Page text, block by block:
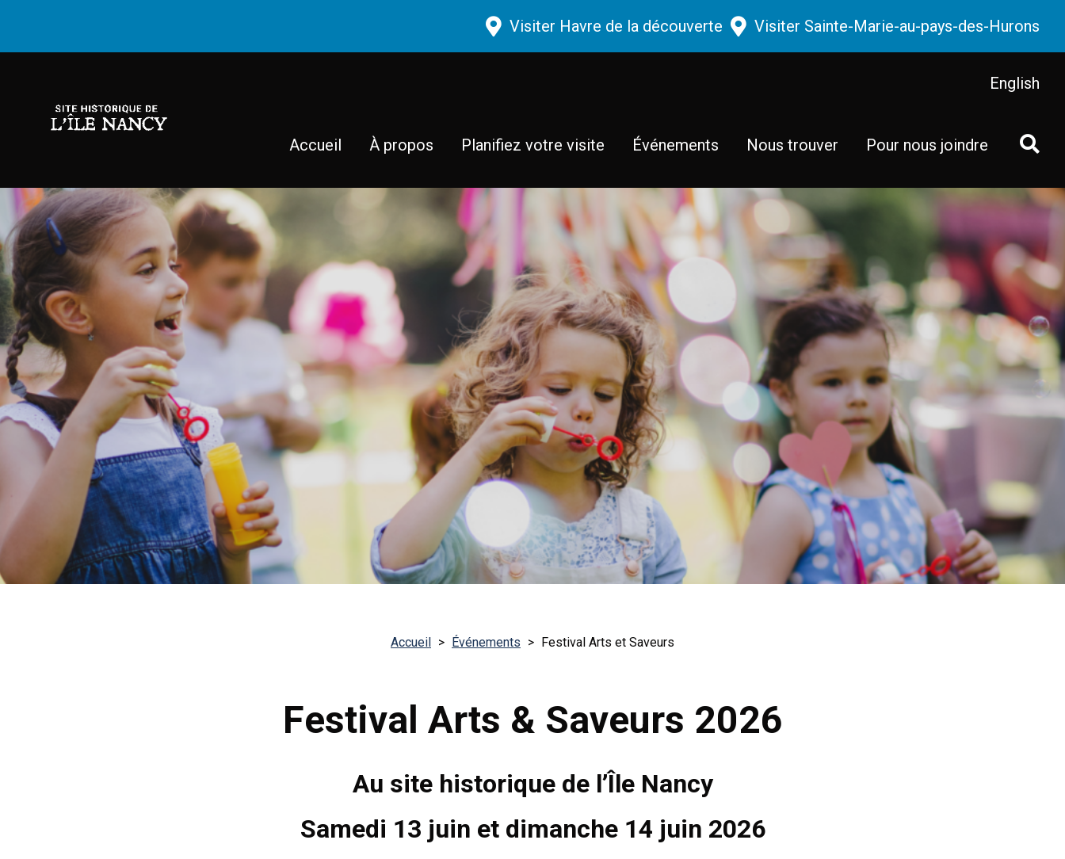
Visiter Havre de la découverte Visiter Sainte-Marie-au-pays-des-Hurons
English
Accueil À propos Planifiez votre visite Événements Nous trouver Pour nous joindre
Accueil > Événements > Festival Arts et Saveurs
Festival Arts & Saveurs 2026
Au site historique de l’Île Nancy
Samedi 13 juin et dimanche 14 juin 2026